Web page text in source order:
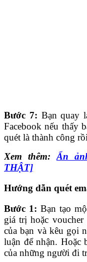
Bước 7: Bạn quay
Facebook nếu thấy
quét là thành công
Xem thêm:Ẩn
THẬT]
Hướng dẫn quét
Bước 1:Bạn tạo
giá trị hoặc
của bạn và kêu gọi
luận để nhận. Hoặc
của những người đi